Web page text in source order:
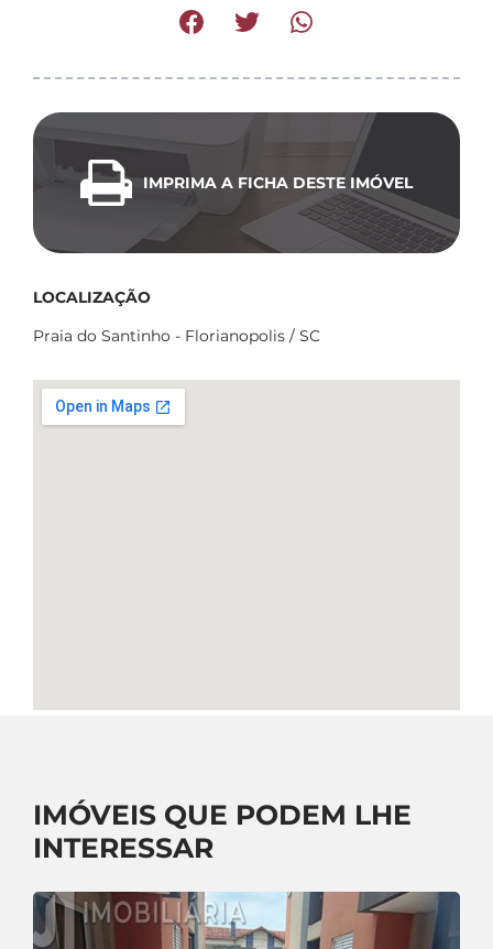
IMPRIMA A FICHA DESTE IMÓVEL
LOCALIZAÇÃO
Praia do Santinho - Florianopolis / SC
IMÓVEIS QUE PODEM LHE
INTERESSAR